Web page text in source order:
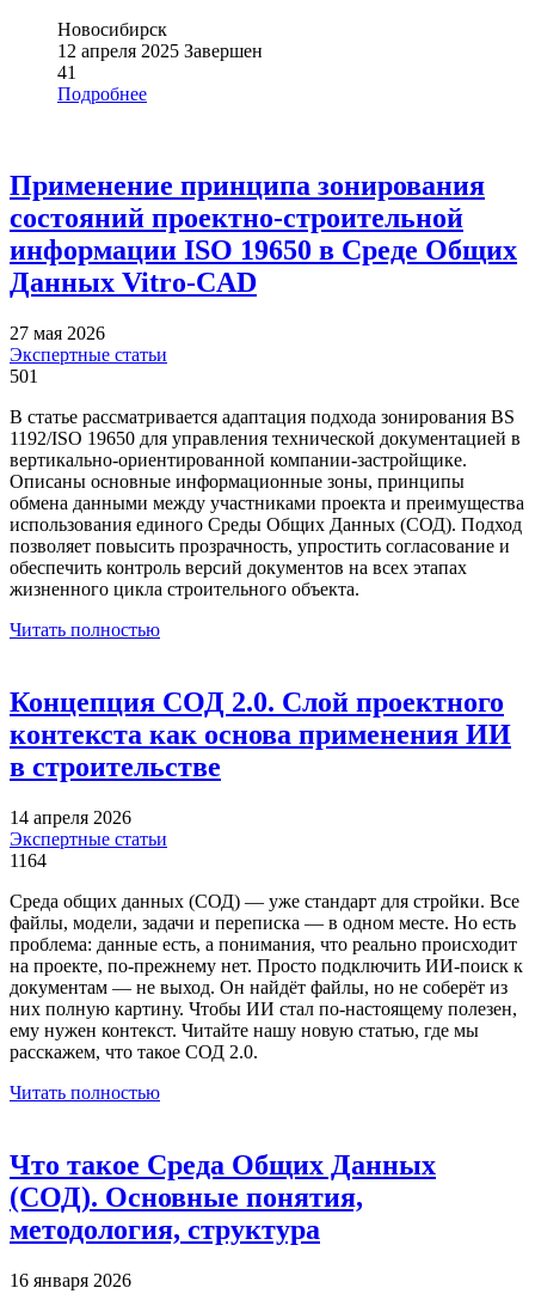
Новосибирск
12 апреля 2025 Завершен
41
Подробнее
Применение принципа зонирования
состояний проектно-строительной
информации ISO 19650 в Среде Общих
Данных Vitro-CAD
27 мая 2026
Экспертные статьи
501
В статье рассматривается адаптация подхода зонирования BS
1192/ISO 19650 для управления технической документацией в
вертикально-ориентированной компании-застройщике.
Описаны основные информационные зоны, принципы
обмена данными между участниками проекта и преимущества
использования единого Среды Общих Данных (СОД). Подход
позволяет повысить прозрачность, упростить согласование и
обеспечить контроль версий документов на всех этапах
жизненного цикла строительного объекта.
Читать полностью
Концепция СОД 2.0. Слой проектного
контекста как основа применения ИИ
в строительстве
14 апреля 2026
Экспертные статьи
1164
Среда общих данных (СОД) — уже стандарт для стройки. Все
файлы, модели, задачи и переписка — в одном месте. Но есть
проблема: данные есть, а понимания, что реально происходит
на проекте, по-прежнему нет. Просто подключить ИИ-поиск к
документам — не выход. Он найдёт файлы, но не соберёт из
них полную картину. Чтобы ИИ стал по-настоящему полезен,
ему нужен контекст. Читайте нашу новую статью, где мы
расскажем, что такое СОД 2.0.
Читать полностью
Что такое Среда Общих Данных
(СОД). Основные понятия,
методология, структура
16 января 2026